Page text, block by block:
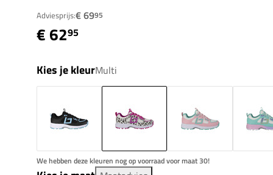
Adviesprijs:€ 6995
€ 6295
Kies je kleurMulti
We hebben deze kleuren nog op voorraad voor maat 30!